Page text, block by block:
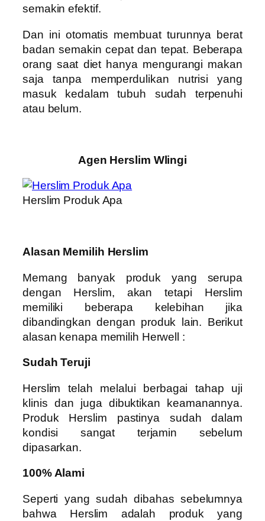
semakin efektif.
Dan ini otomatis membuat turunnya berat
badan semakin cepat dan tepat. Beberapa
orang saat diet hanya mengurangi makan
saja tanpa memperdulikan nutrisi yang
masuk kedalam tubuh sudah terpenuhi
atau belum.
Agen Herslim Wlingi
Herslim Produk Apa
Alasan Memilih Herslim
Memang banyak produk yang serupa
dengan Herslim, akan tetapi Herslim
memiliki beberapa kelebihan jika
dibandingkan dengan produk lain. Berikut
alasan kenapa memilih Herwell :
Sudah Teruji
Herslim telah melalui berbagai tahap uji
klinis dan juga dibuktikan keamanannya.
Produk Herslim pastinya sudah dalam
kondisi sangat terjamin sebelum
dipasarkan.
100% Alami
Seperti yang sudah dibahas sebelumnya
bahwa Herslim adalah produk yang